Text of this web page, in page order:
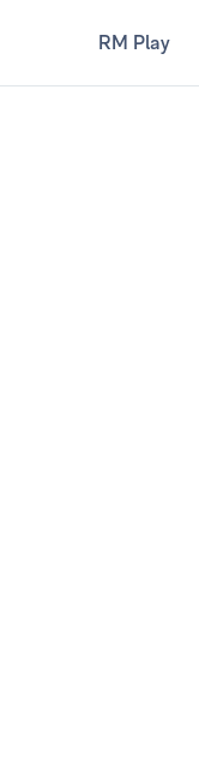
RM Play